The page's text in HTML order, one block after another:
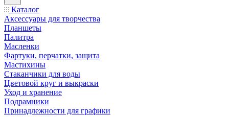
Каталог
Аксессуары для творчества
Планшеты
Палитра
Масленки
Фартуки, перчатки, защита
Мастихины
Стаканчики для воды
Цветовой круг и выкраски
Уход и хранение
Подрамники
Принадлежности для графики